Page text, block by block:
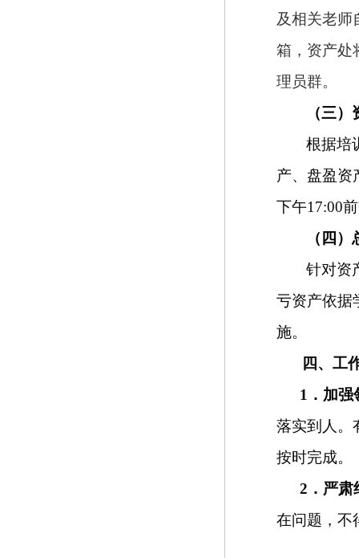
及相关老师
箱，资产处
理员群。
（三
根据培
产、盘盈资
下午17:00
（四
针对资
亏资产依据
施。
四、工
1 ．加
落实到人。
按时完成。
2 ．严
在问题，不